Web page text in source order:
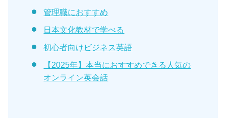
管理職におすすめ
日本文化教材で学べる
初心者向けビジネス英語
【2025年】本当におすすめできる人気の
オンライン英会話